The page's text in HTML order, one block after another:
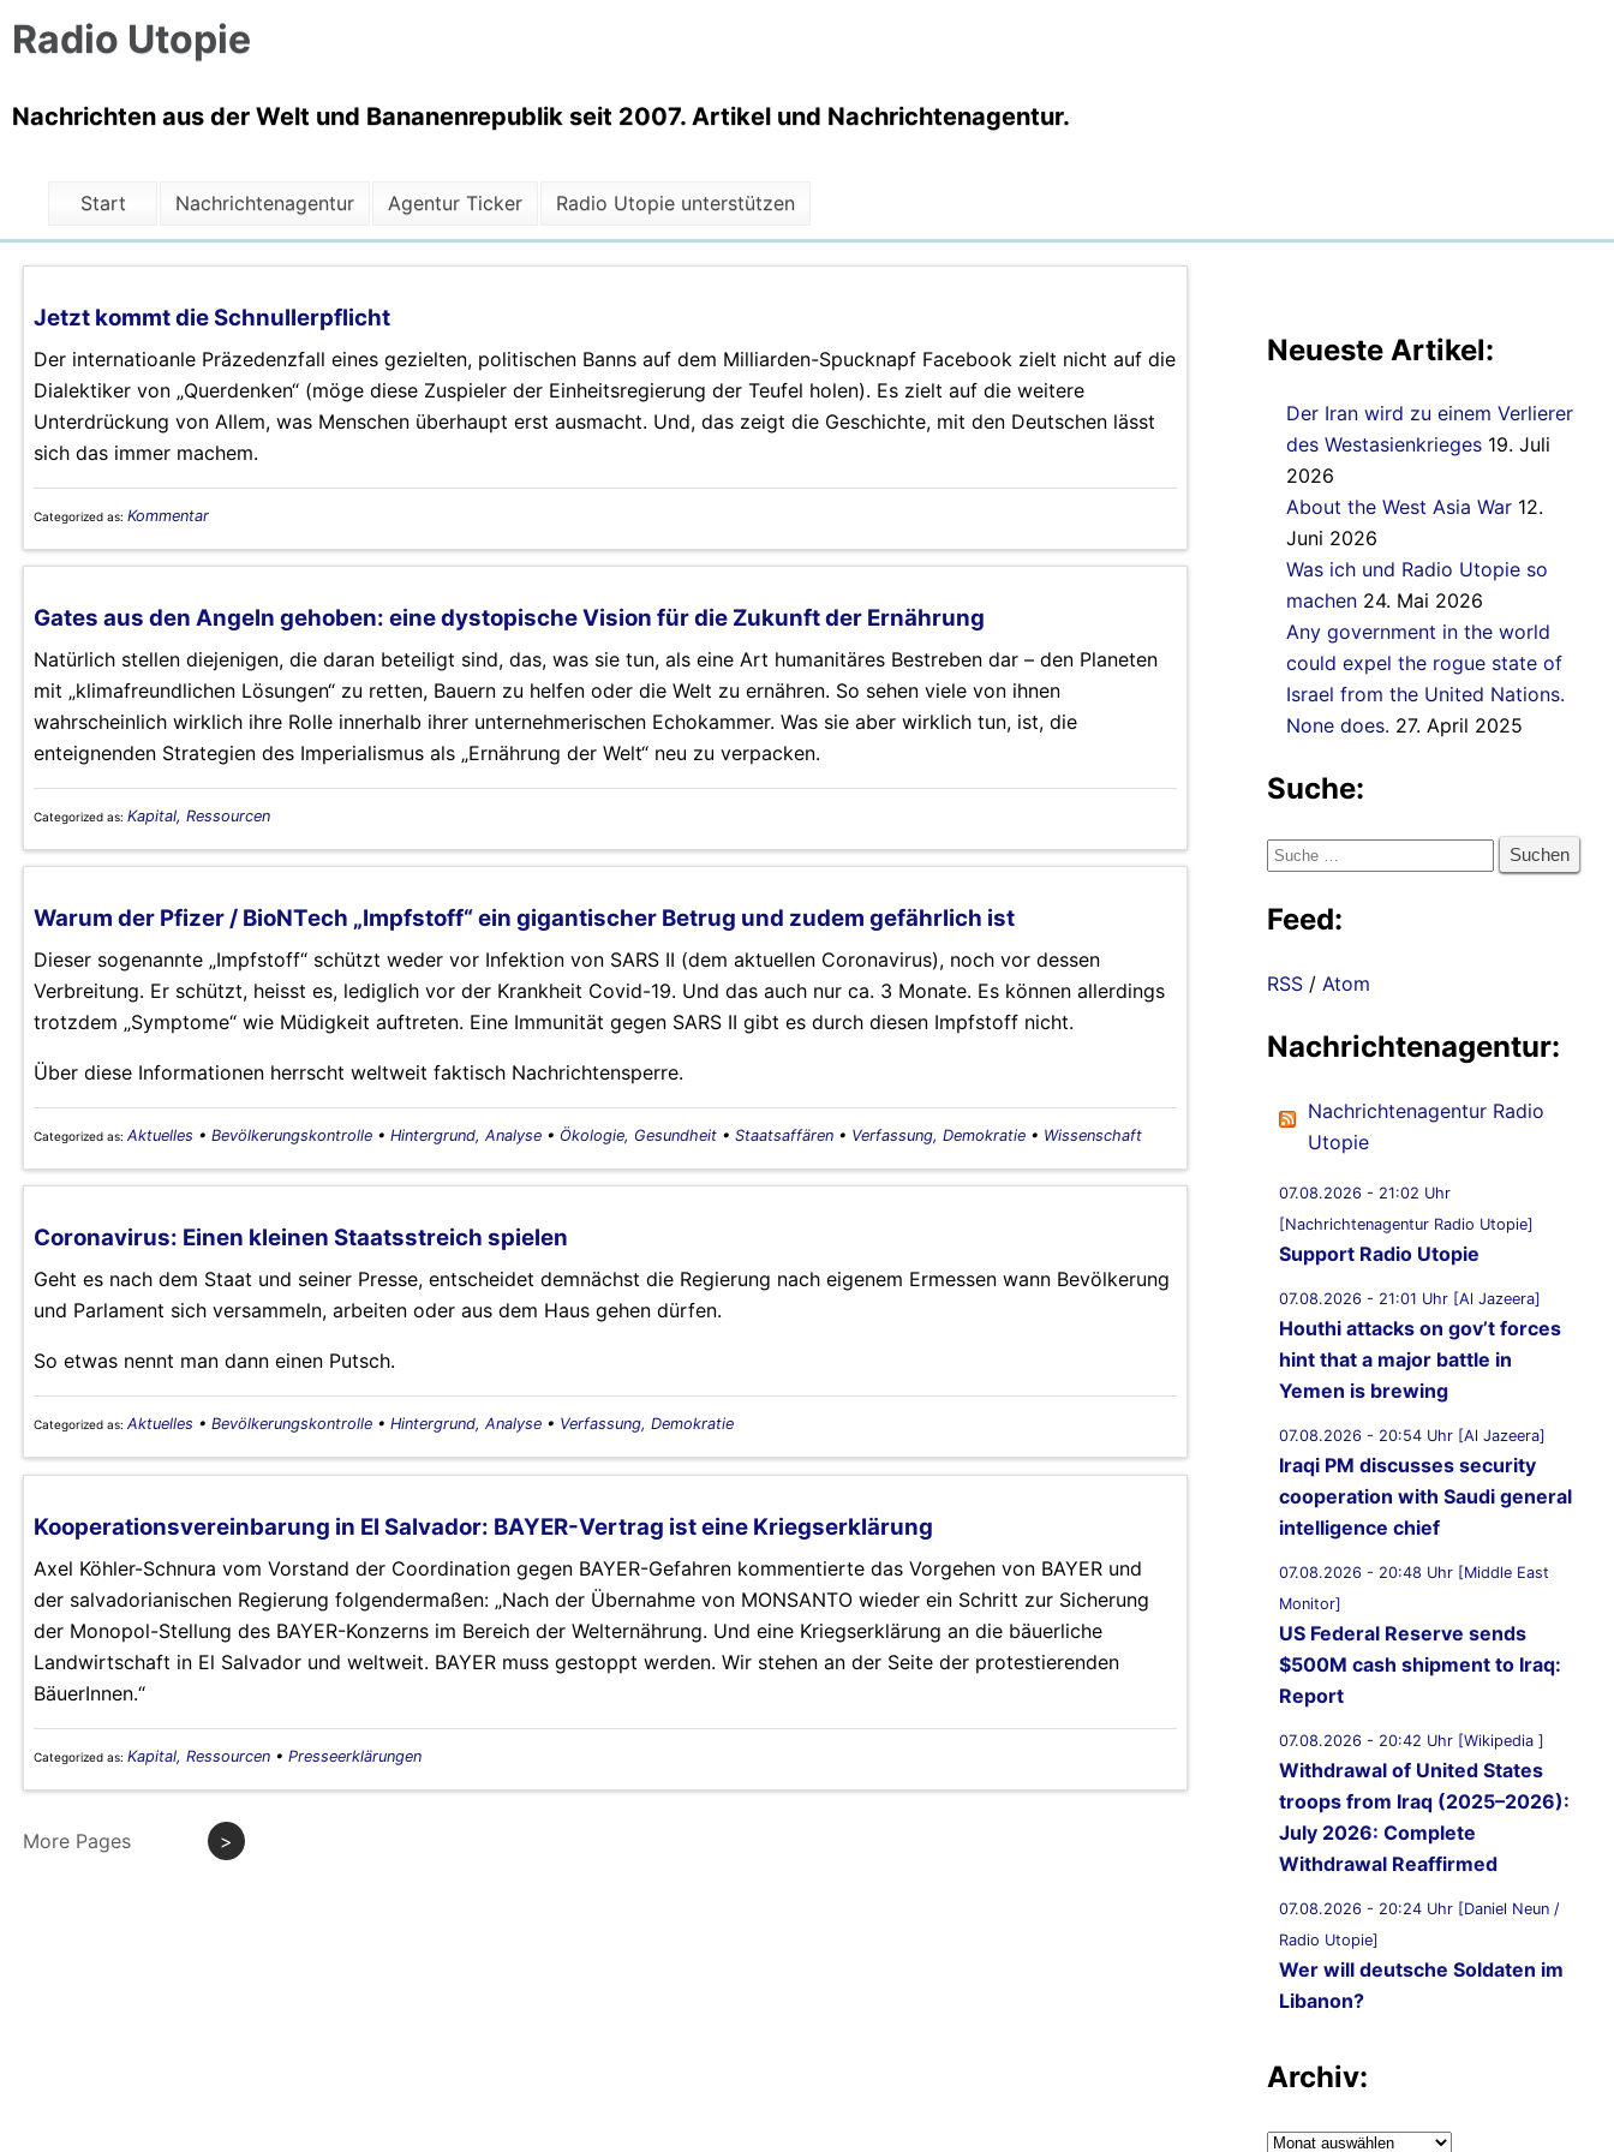
Radio Utopie
Nachrichten aus der Welt und Bananenrepublik seit 2007. Artikel und Nachrichtenagentur.
Start Nachrichtenagentur Agentur Ticker Radio Utopie unterstützen
Jetzt kommt die Schnullerpflicht
Der internatioanle Präzedenzfall eines gezielten, politischen Banns auf dem Milliarden-Spucknapf Facebook zielt nicht auf die
Dialektiker von „Querdenken“ (möge diese Zuspieler der Einheitsregierung der Teufel holen). Es zielt auf die weitere
Unterdrückung von Allem, was Menschen überhaupt erst ausmacht. Und, das zeigt die Geschichte, mit den Deutschen lässt
sich das immer machem.
Categorized as: Kommentar
Gates aus den Angeln gehoben: eine dystopische Vision für die Zukunft der Ernährung
Natürlich stellen diejenigen, die daran beteiligt sind, das, was sie tun, als eine Art humanitäres Bestreben dar – den Planeten
mit „klimafreundlichen Lösungen“ zu retten, Bauern zu helfen oder die Welt zu ernähren. So sehen viele von ihnen
wahrscheinlich wirklich ihre Rolle innerhalb ihrer unternehmerischen Echokammer. Was sie aber wirklich tun, ist, die
enteignenden Strategien des Imperialismus als „Ernährung der Welt“ neu zu verpacken.
Categorized as: Kapital, Ressourcen
Warum der Pfizer / BioNTech „Impfstoff“ ein gigantischer Betrug und zudem gefährlich ist
Dieser sogenannte „Impfstoff“ schützt weder vor Infektion von SARS II (dem aktuellen Coronavirus), noch vor dessen
Verbreitung. Er schützt, heisst es, lediglich vor der Krankheit Covid-19. Und das auch nur ca. 3 Monate. Es können allerdings
trotzdem „Symptome“ wie Müdigkeit auftreten. Eine Immunität gegen SARS II gibt es durch diesen Impfstoff nicht.
Über diese Informationen herrscht weltweit faktisch Nachrichtensperre.
Categorized as: Aktuelles • Bevölkerungskontrolle • Hintergrund, Analyse • Ökologie, Gesundheit • Staatsaffären • Verfassung, Demokratie • Wissenschaft
Coronavirus: Einen kleinen Staatsstreich spielen
Geht es nach dem Staat und seiner Presse, entscheidet demnächst die Regierung nach eigenem Ermessen wann Bevölkerung
und Parlament sich versammeln, arbeiten oder aus dem Haus gehen dürfen.
So etwas nennt man dann einen Putsch.
Categorized as: Aktuelles • Bevölkerungskontrolle • Hintergrund, Analyse • Verfassung, Demokratie
Kooperationsvereinbarung in El Salvador: BAYER-Vertrag ist eine Kriegserklärung
Axel Köhler-Schnura vom Vorstand der Coordination gegen BAYER-Gefahren kommentierte das Vorgehen von BAYER und
der salvadorianischen Regierung folgendermaßen: „Nach der Übernahme von MONSANTO wieder ein Schritt zur Sicherung
der Monopol-Stellung des BAYER-Konzerns im Bereich der Welternährung. Und eine Kriegserklärung an die bäuerliche
Landwirtschaft in El Salvador und weltweit. BAYER muss gestoppt werden. Wir stehen an der Seite der protestierenden
BäuerInnen.“
Categorized as: Kapital, Ressourcen • Presseerklärungen
More Pages >
Neueste Artikel:
Der Iran wird zu einem Verlierer
des Westasienkrieges 19. Juli
2026
About the West Asia War 12.
Juni 2026
Was ich und Radio Utopie so
machen 24. Mai 2026
Any government in the world
could expel the rogue state of
Israel from the United Nations.
None does. 27. April 2025
Suche:
Suche
Feed:
RSS / Atom
Nachrichtenagentur:
Nachrichtenagentur Radio
Utopie
07.08.2026 - 21:02 Uhr
[Nachrichtenagentur Radio Utopie]
Support Radio Utopie
07.08.2026 - 21:01 Uhr [Al Jazeera]
Houthi attacks on gov’t forces
hint that a major battle in
Yemen is brewing
07.08.2026 - 20:54 Uhr [Al Jazeera]
Iraqi PM discusses security
cooperation with Saudi general
intelligence chief
07.08.2026 - 20:48 Uhr [Middle East
Monitor]
US Federal Reserve sends
$500M cash shipment to Iraq:
Report
07.08.2026 - 20:42 Uhr [Wikipedia ]
Withdrawal of United States
troops from Iraq (2025–2026):
July 2026: Complete
Withdrawal Reaffirmed
07.08.2026 - 20:24 Uhr [Daniel Neun /
Radio Utopie]
Wer will deutsche Soldaten im
Libanon?
Eye]
of countries that could send
Archiv:
Archiv: